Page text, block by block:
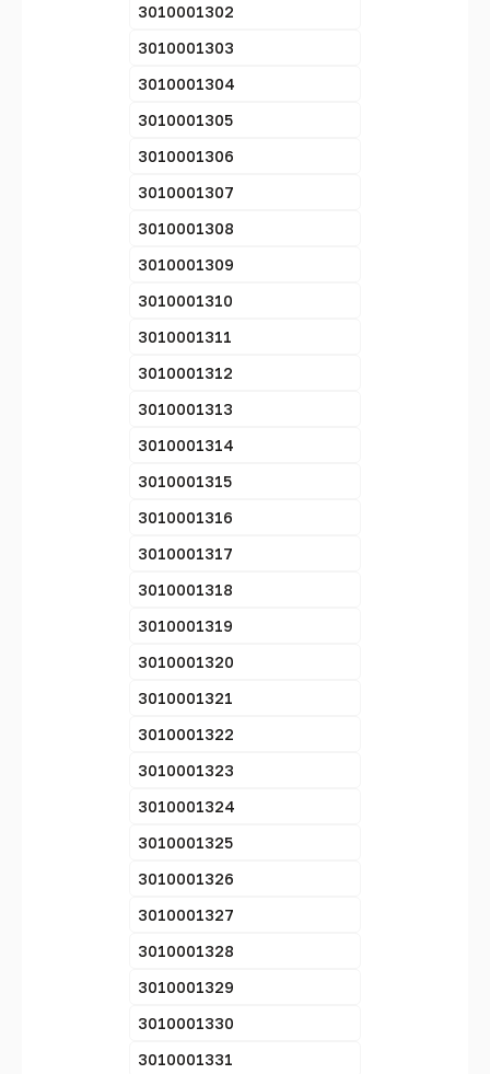
3010001302
3010001303
3010001304
3010001305
3010001306
3010001307
3010001308
3010001309
3010001310
3010001311
3010001312
3010001313
3010001314
3010001315
3010001316
3010001317
3010001318
3010001319
3010001320
3010001321
3010001322
3010001323
3010001324
3010001325
3010001326
3010001327
3010001328
3010001329
3010001330
3010001331